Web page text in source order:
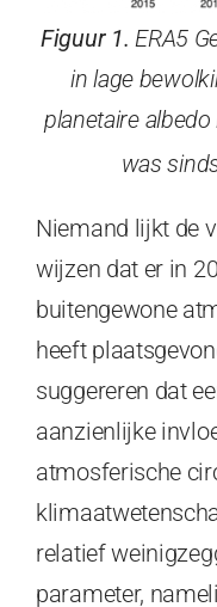
Figuur 1. ERA5
in lage
planetaire
was
Niemand lijkt de
wijzen dat er in
buitengewone
heeft
suggereren dat
aanzienlijke
atmosferische
relatief
parameter,